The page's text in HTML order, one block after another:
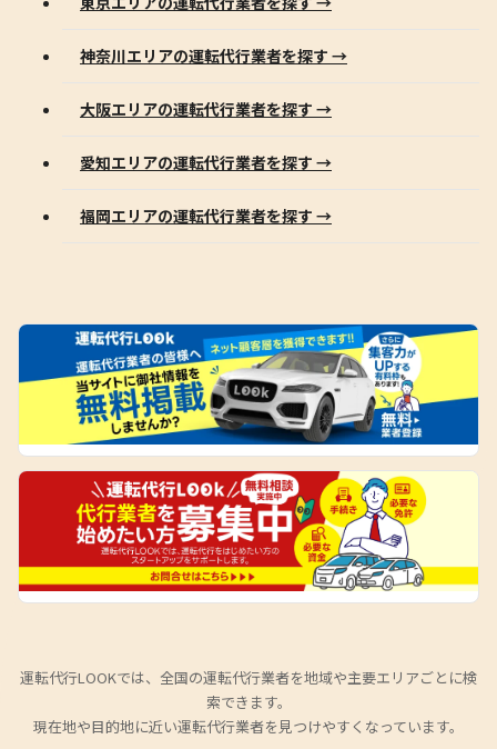
神奈川エリアの運転代行業者を探す →
大阪エリアの運転代行業者を探す →
愛知エリアの運転代行業者を探す →
福岡エリアの運転代行業者を探す →
運転代行LOOKでは、全国の運転代行業者を地域や主要エリアごとに検
索できます。
現在地や目的地に近い運転代行業者を見つけやすくなっています。